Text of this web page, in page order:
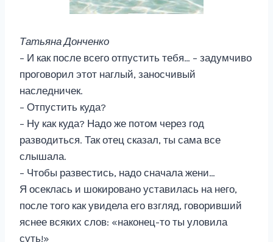
Татьяна Донченко
– И как после всего отпустить тебя… – задумчиво
проговорил этот наглый, заносчивый
наследничек.
– Отпустить куда?
– Ну как куда? Надо же потом через год
разводиться. Так отец сказал, ты сама все
слышала.
– Чтобы развестись, надо сначала жени…
Я осеклась и шокировано уставилась на него,
после того как увидела его взгляд, говоривший
яснее всяких слов: «наконец-то ты уловила
суть!»